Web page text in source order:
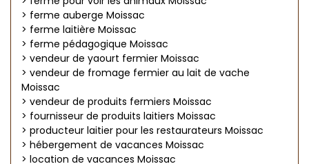
> ferme auberge Moissac
> ferme laitière Moissac
> ferme pédagogique Moissac
> vendeur de yaourt fermier Moissac
> vendeur de fromage fermier au lait de vache
Moissac
> vendeur de produits fermiers Moissac
> fournisseur de produits laitiers Moissac
> producteur laitier pour les restaurateurs Moissac
> hébergement de vacances Moissac
> location de vacances Moissac